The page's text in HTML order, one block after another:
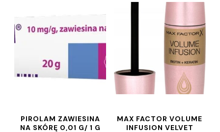
PIROLAM ZAWIESINA
NA SKÓRĘ 0,01 G/ 1 G
MAX FACTOR VOLUME
INFUSION VELVET